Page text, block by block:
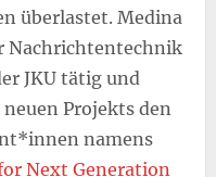
überlastet. Medina
Nachrichtentechnik
JKU tätig und
Projekts den
namens
Next Generation